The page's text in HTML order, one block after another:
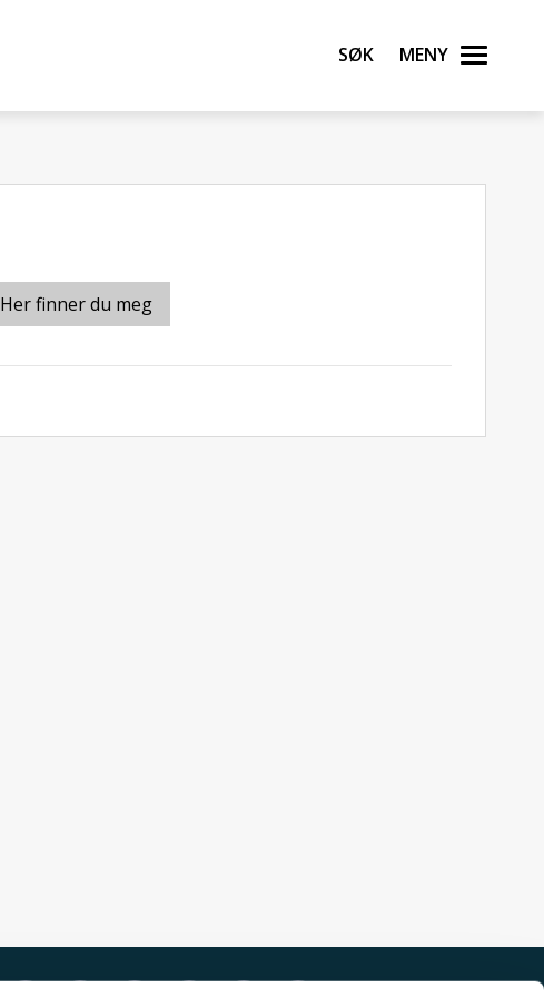
Søk Meny
Her finner du meg